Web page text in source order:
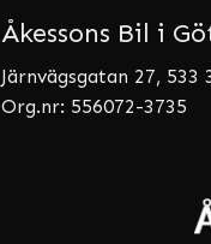
Åkessons Bil i
Järnvägsgatan 27, 533
Org.nr: 556072-3735